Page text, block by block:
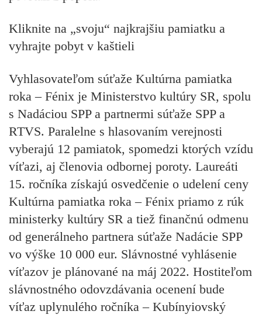
Kliknite na „svoju“ najkrajšiu pamiatku a
vyhrajte pobyt v kaštieli
Vyhlasovateľom súťaže Kultúrna pamiatka
roka – Fénix je Ministerstvo kultúry SR, spolu
s Nadáciou SPP a partnermi súťaže SPP a
RTVS. Paralelne s hlasovaním verejnosti
vyberajú 12 pamiatok, spomedzi ktorých vzídu
víťazi, aj členovia odbornej poroty. Laureáti
15. ročníka získajú osvedčenie o udelení ceny
Kultúrna pamiatka roka – Fénix priamo z rúk
ministerky kultúry SR a tiež finančnú odmenu
od generálneho partnera súťaže Nadácie SPP
vo výške 10 000 eur. Slávnostné vyhlásenie
víťazov je plánované na máj 2022. Hostiteľom
slávnostného odovzdávania ocenení bude
víťaz uplynulého ročníka – Kubínyiovský